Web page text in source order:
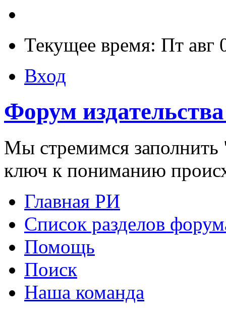
Текущее время: Пт авг
Вход
Форум
Мы стремимся заполнить
ключ к пониманию
Главная РИ
Список разделов
Помощь
Поиск
Наша команда